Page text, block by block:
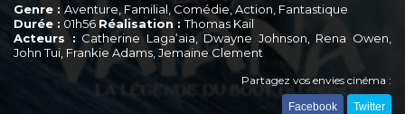
Genre : Aventure, Familial, Comédie, Action, Fantastique
Durée : 01h56 Réalisation :Thomas Kail
Acteurs : Catherine Lagaʻaia, Dwayne Johnson, Rena Owen,
John Tui, Frankie Adams, Jemaine Clement
Partagez vos envies cinéma :
Facebook Twitter